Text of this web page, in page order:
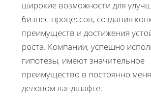
широкие возможности для
бизнес-процессов, создания
преимуществ и достижения
роста. Компании, успешно
гипотезы, имеют значительное
преимущество в постоянно
деловом ландшафте.